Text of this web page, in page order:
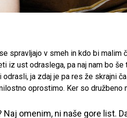
spravljajo v smeh in kdo bi malim
iz ust odraslega, pa naj nam bo
ja zdaj je pa res že skrajni
oprostimo. Ker so družbeno
omenim, ni naše gore list.